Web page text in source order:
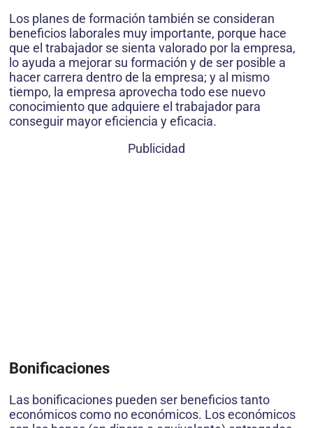
Los planes de formación también se consideran
beneficios laborales muy importante, porque hace
que el trabajador se sienta valorado por la empresa,
lo ayuda a mejorar su formación y de ser posible a
hacer carrera dentro de la empresa; y al mismo
tiempo, la empresa aprovecha todo ese nuevo
conocimiento que adquiere el trabajador para
conseguir mayor eficiencia y eficacia.
Publicidad
Bonificaciones
Las bonificaciones pueden ser beneficios tanto
económicos como no económicos. Los económicos